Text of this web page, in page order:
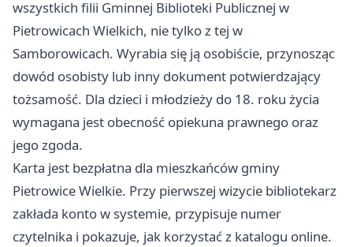
wszystkich filii Gminnej Biblioteki Publicznej w
Pietrowicach Wielkich, nie tylko z tej w
Samborowicach. Wyrabia się ją osobiście, przynosząc
dowód osobisty lub inny dokument potwierdzający
tożsamość. Dla dzieci i młodzieży do 18. roku życia
wymagana jest obecność opiekuna prawnego oraz
jego zgoda.
Karta jest bezpłatna dla mieszkańców gminy
Pietrowice Wielkie. Przy pierwszej wizycie bibliotekarz
zakłada konto w systemie, przypisuje numer
czytelnika i pokazuje, jak korzystać z katalogu online.